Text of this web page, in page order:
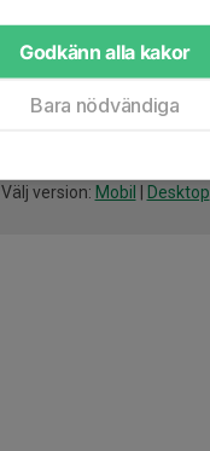
Välj version: Mobil Desktop
Godkänn alla kakor
Bara nödvändiga